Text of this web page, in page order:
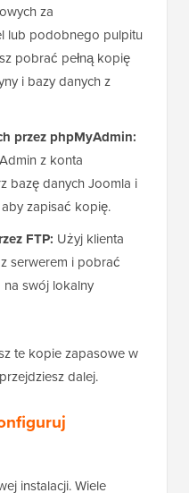
za
lub podobnego pulpitu
pobrać pełną kopię
i bazy danych z
przez phpMyAdmin:
z konta
bazę danych Joomla i
zapisać kopię.
FTP: Użyj klienta
serwerem i pobrać
swój lokalny
te kopie zapasowe w
dalej.
instalacji. Wiele